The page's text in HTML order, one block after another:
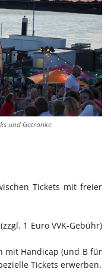
und Getränke
Tickets mit freier
1 Euro VVK-Gebühr)
mit Handicap (und B für
Tickets erwerben.